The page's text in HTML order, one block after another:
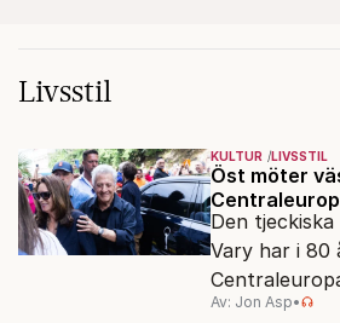
Livsstil
KULTUR LIVSSTIL
Öst möter
Den
Vary har i 80
filmfestival –
Av: Jon Asp•